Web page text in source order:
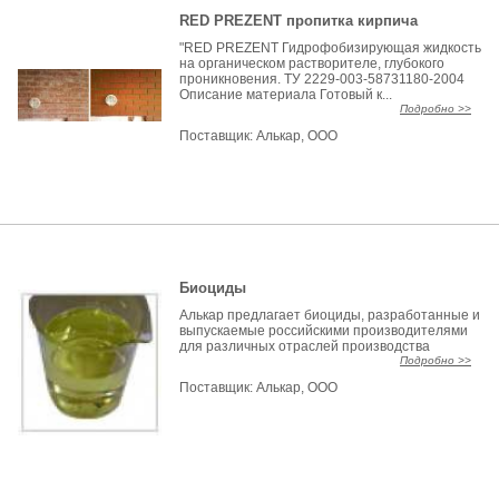
RED PREZENT пропитка кирпича
"RED PREZENT Гидрофобизирующая жидкость
на органическом растворителе, глубокого
проникновения. ТУ 2229-003-58731180-2004
Описание материала Готовый к...
Подробно >>
Поставщик:Алькар, ООО
Биоциды
Алькар предлагает биоциды, разработанные и
выпускаемые российскими производителями
для различных отраслей производства
Подробно >>
Поставщик:Алькар, ООО